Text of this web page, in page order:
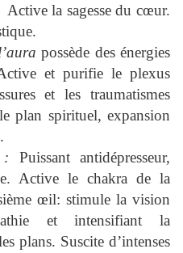
la sagesse du cœur.
possède des énergies
et purifie le plexus
et les traumatismes
plan spirituel, expansion
: Puissant antidépresseur,
Active le chakra de la
œil: stimule la vision
et intensifiant la
plans. Suscite d’intenses